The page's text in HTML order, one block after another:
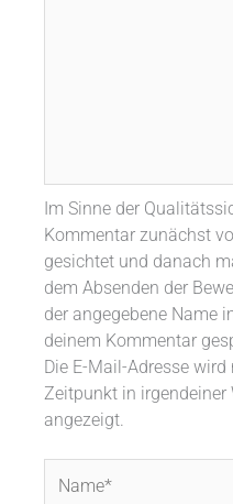
Im Sinne der
Kommentar zunächst
gesichtet und danach
dem Absenden der
der angegebene Name
deinem Kommentar
Die E-Mail-Adresse
Zeitpunkt in irgendeiner
angezeigt.